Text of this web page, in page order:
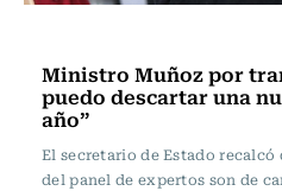
Ministro Muñoz por
puedo descartar una
año”
El secretario de Estado
del panel de expertos son de